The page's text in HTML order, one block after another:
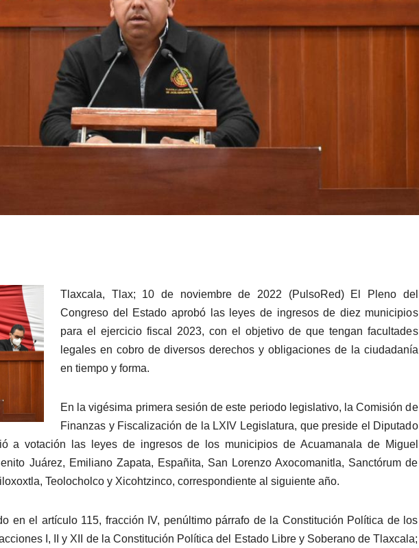
Tlaxcala, Tlax; 10 de noviembre de 2022 (PulsoRed)
El Pleno del
Congreso del Estado aprobó las leyes de ingresos de diez municipios
para el ejercicio fiscal 2023, con el objetivo de que tengan facultades
legales en cobro de diversos derechos y obligaciones de la ciudadanía
en tiempo y forma.
En la vigésima primera sesión de este periodo legislativo, la Comisión de
Finanzas y Fiscalización de la LXIV Legislatura, que preside el Diputado
a votación las leyes de ingresos de los municipios de Acuamanala de Miguel
Juárez, Emiliano Zapata, Españita, San Lorenzo Axocomanitla, Sanctórum de
Teolocholco y Xicohtzinco, correspondiente al siguiente año.
en el artículo 115, fracción IV, penúltimo párrafo de la Constitución Política de los
I, II y XII de la Constitución Política del Estado Libre y Soberano de Tlaxcala;